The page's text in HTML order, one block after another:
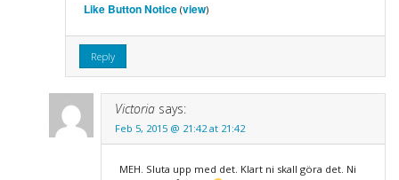
Like Button Notice(view)
Reply
Victoria says:
Feb 5, 2015 @ 21:42 at 21:42
MEH. Sluta upp med det. Klart ni skall göra det. Ni